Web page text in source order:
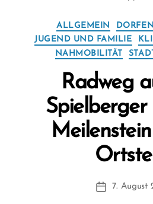
ALLGEMEIN
JUGEND UND FAMILIE
NAHMOBILITÄT
Radweg
Spielberger
7. August